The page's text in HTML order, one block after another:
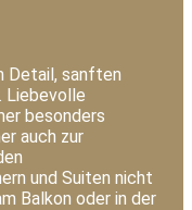
Detail, sanften
Liebevolle
besonders
auch zur
und Suiten nicht
Balkon oder in der